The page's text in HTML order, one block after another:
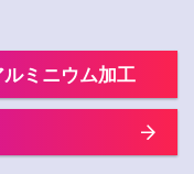
ミニウム加工